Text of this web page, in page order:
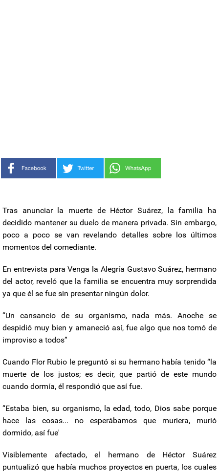
Tras anunciar la muerte de Héctor Suárez, la familia ha
decidido mantener su duelo de manera privada. Sin embargo,
poco a poco se van revelando detalles sobre los últimos
momentos del comediante.
En entrevista para Venga la Alegría Gustavo Suárez, hermano
del actor, reveló que la familia se encuentra muy sorprendida
ya que él se fue sin presentar ningún dolor.
“Un cansancio de su organismo, nada más. Anoche se
despidió muy bien y amaneció así, fue algo que nos tomó de
improviso a todos”
Cuando Flor Rubio le preguntó si su hermano había tenido “la
muerte de los justos; es decir, que partió de este mundo
cuando dormía, él respondió que así fue.
“Estaba bien, su organismo, la edad, todo, Dios sabe porque
hace las cosas... no esperábamos que muriera, murió
dormido, así fue'
Visiblemente afectado, el hermano de Héctor Suárez
puntualizó que había muchos proyectos en puerta, los cuales